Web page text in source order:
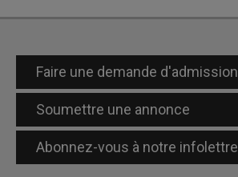
Faire une demande d'admission
Soumettre une annonce
Abonnez-vous à notre infolettre